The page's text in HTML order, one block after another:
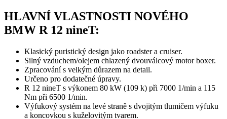
HLAVNÍ VLASTNOSTI NOVÉHO
BMW R 12 nineT:
Klasický puristický design jako roadster a cruiser.
Silný vzduchem/olejem chlazený dvouválcový motor boxer.
Zpracování s velkým důrazem na detail.
Určeno pro dodatečné úpravy.
R 12 nineT s výkonem 80 kW (109 k) při 7000 1/min a 115
Nm při 6500 1/min.
Výfukový systém na levé straně s dvojitým tlumičem výfuku
a koncovkou s kuželovitým tvarem.